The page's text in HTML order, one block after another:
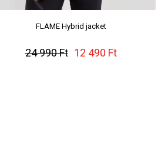
FLAME Hybrid jacket
24 990 Ft 12 490 Ft